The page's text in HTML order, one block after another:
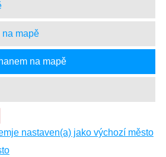
mapě
na mapě
nastaven(a) jako výchozí město